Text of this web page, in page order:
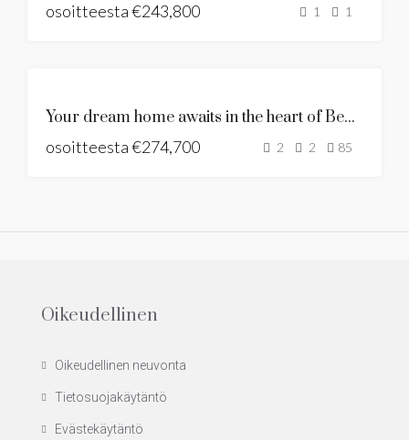
MYÖNNETTY
osoitteesta€243,800 1 1
YKSIKKÖ
UUSI
Your dream home awaits in the heart of Benalmadena
osoitteesta€274,700 2 2 85
Oikeudellinen
Oikeudellinen neuvonta
Tietosuojakäytäntö
Evästekäytäntö